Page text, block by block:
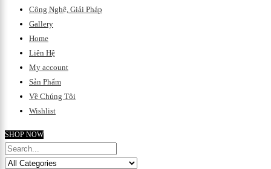
Công Nghệ, Giải Pháp
Gallery
Home
Liên Hệ
My account
Sản Phẩm
Về Chúng Tôi
Wishlist
SHOP NOW